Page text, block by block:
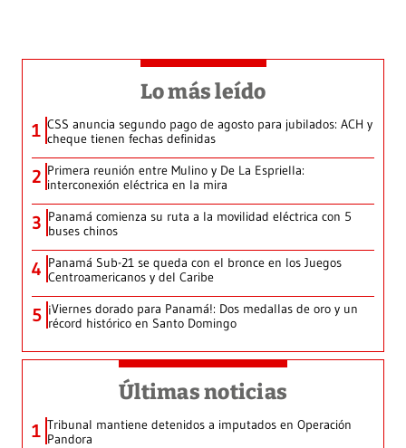
Lo más leído
1 CSS anuncia segundo pago de agosto para jubilados: ACH y
cheque tienen fechas definidas
2 Primera reunión entre Mulino y De La Espriella:
interconexión eléctrica en la mira
3 Panamá comienza su ruta a la movilidad eléctrica con 5
buses chinos
4 Panamá Sub-21 se queda con el bronce en los Juegos
Centroamericanos y del Caribe
5 ¡Viernes dorado para Panamá!: Dos medallas de oro y un
récord histórico en Santo Domingo
Últimas noticias
1 Tribunal mantiene detenidos a imputados en Operación
Pandora